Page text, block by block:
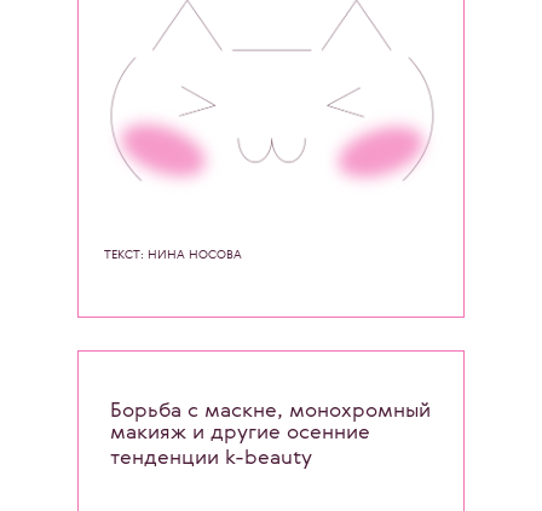
ТЕКСТ: НИНА НОСОВА
Борьба с маскне, монохромный
макияж и другие осенние
тенденции k-beauty